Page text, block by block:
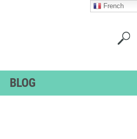
BLOG
French